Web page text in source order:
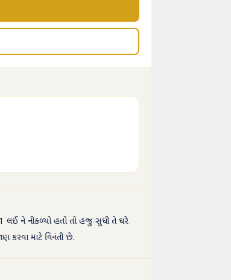
લઈ ને નીકળ્યો હતો તો હજુ સુધી તે ઘરે
કરવા માટે વિનંતી છે.